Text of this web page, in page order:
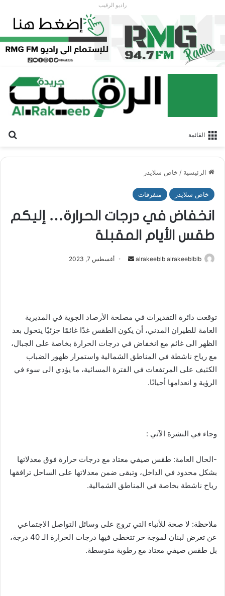
راديو الرقيب
القائمة
الرئيسية / خاص سلايدر
خاص سلايدر متفرقات
انخفاض في درجات الحرارة… إليكم
طقس الأيام المقبلة
alrakeeblb alrakeeblblb
أرسل أغسطس 7, 2023
توقعت دائرة التقديرات في مصلحة الأرصاد الجوية في المديرية
العامة للطيران المدني، أن يكون الطقس غدًا غائمًا جزئيًا يتحول بعد
الظهر الى غائم مع انخفاض في درجات الحرارة بخاصة على الجبال،
مع رياح ناشطة في المناطق الشمالية واستمرار ظهور الضباب
الكثيف على المرتفعات في الفترة المسائية، ما يؤدي الى سوء في
الرؤية و انعدامها أحيانًا.
وجاء في النشرة الآتي :
-الحال العامة: طقس صيفي معتاد مع درجات حرارة فوق معدلاتها
بشكل محدود في الداخل، وتبقى ضمن معدلاتها على الساحل ترافقها
رياح ناشطة بخاصة في المناطق الشمالية.
ملاحظة: لا صحة للأنباء التي تروج على وسائل التواصل الاجتماعي
عن تعرض لبنان لموجة حر تتخطى فيها درجات الحرارة الـ 40 درجة،
بل طقس صيفي معتاد مع رطوبة متوسطة.